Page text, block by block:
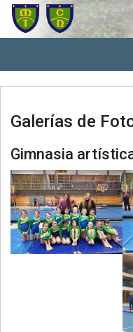
Galerías de
Gimnasia